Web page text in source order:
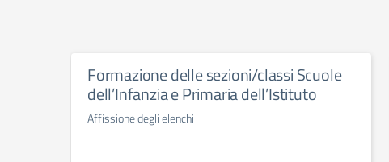
Formazione delle sezioni/classi Scuole
dell’Infanzia e Primaria dell’Istituto
Affissione degli elenchi